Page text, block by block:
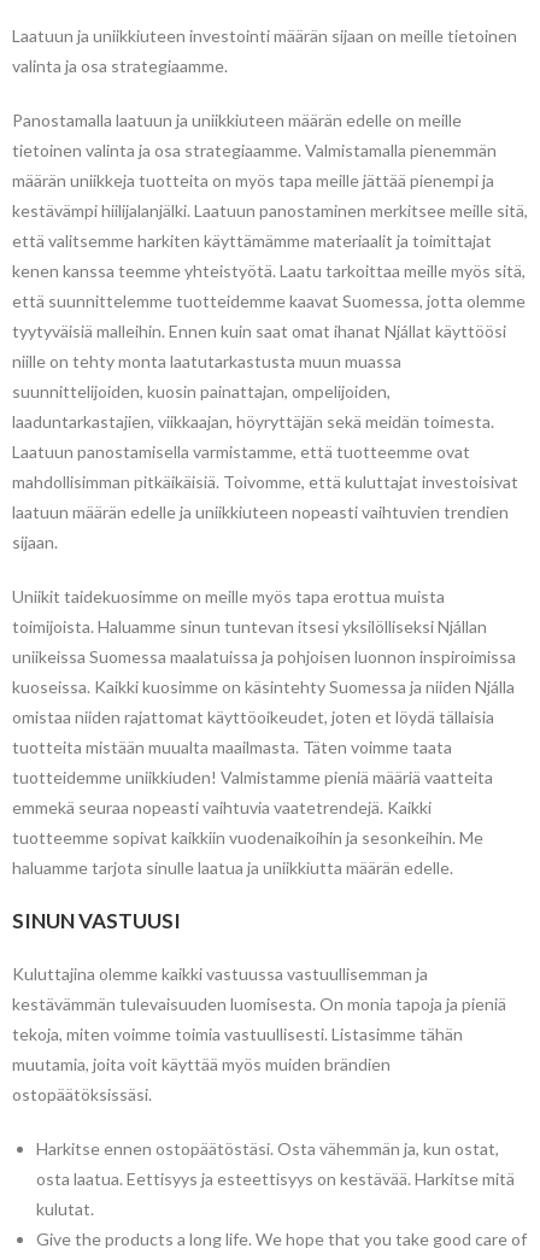
Laatuun ja uniikkiuteen investointi määrän sijaan on meille tietoinen
valinta ja osa strategiaamme.
Panostamalla laatuun ja uniikkiuteen määrän edelle on meille
tietoinen valinta ja osa strategiaamme. Valmistamalla pienemmän
määrän uniikkeja tuotteita on myös tapa meille jättää pienempi ja
kestävämpi hiilijalanjälki. Laatuun panostaminen merkitsee meille sitä,
että valitsemme harkiten käyttämämme materiaalit ja toimittajat
kenen kanssa teemme yhteistyötä. Laatu tarkoittaa meille myös sitä,
että suunnittelemme tuotteidemme kaavat Suomessa, jotta olemme
tyytyväisiä malleihin. Ennen kuin saat omat ihanat Njállat käyttöösi
niille on tehty monta laatutarkastusta muun muassa
suunnittelijoiden, kuosin painattajan, ompelijoiden,
laaduntarkastajien, viikkaajan, höyryttäjän sekä meidän toimesta.
Laatuun panostamisella varmistamme, että tuotteemme ovat
mahdollisimman pitkäikäisiä. Toivomme, että kuluttajat investoisivat
laatuun määrän edelle ja uniikkiuteen nopeasti vaihtuvien trendien
sijaan.
Uniikit taidekuosimme on meille myös tapa erottua muista
toimijoista. Haluamme sinun tuntevan itsesi yksilölliseksi Njállan
uniikeissa Suomessa maalatuissa ja pohjoisen luonnon inspiroimissa
kuoseissa. Kaikki kuosimme on käsintehty Suomessa ja niiden Njálla
omistaa niiden rajattomat käyttöoikeudet, joten et löydä tällaisia
tuotteita mistään muualta maailmasta. Täten voimme taata
tuotteidemme uniikkiuden! Valmistamme pieniä määriä vaatteita
emmekä seuraa nopeasti vaihtuvia vaatetrendejä. Kaikki
tuotteemme sopivat kaikkiin vuodenaikoihin ja sesonkeihin. Me
haluamme tarjota sinulle laatua ja uniikkiutta määrän edelle.
SINUN VASTUUSI
Kuluttajina olemme kaikki vastuussa vastuullisemman ja
kestävämmän tulevaisuuden luomisesta. On monia tapoja ja pieniä
tekoja, miten voimme toimia vastuullisesti. Listasimme tähän
muutamia, joita voit käyttää myös muiden brändien
ostopäätöksissäsi.
Harkitse ennen ostopäätöstäsi. Osta vähemmän ja, kun ostat,
osta laatua. Eettisyys ja esteettisyys on kestävää. Harkitse mitä
kulutat.
Give the products a long life. We hope that you take good care of